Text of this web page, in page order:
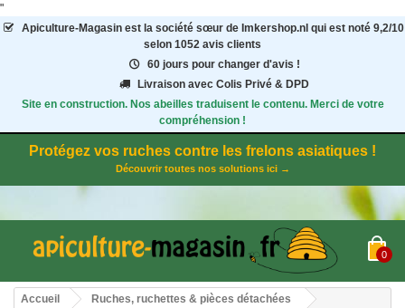
"
Apiculture-Magasinest la société sœur de Imkershop.nl qui est noté 9,2/10
selon 1052 avis clients
60 jours pour changer d'avis !
Livraison avec Colis Privé & DPD
Site en construction. Nos abeilles traduisent le contenu. Merci de votre
compréhension !
Protégez vos ruches contre les frelons asiatiques !
Découvrir toutes nos solutions ici →
0
Accueil
Ruches, ruchettes & pièces détachées